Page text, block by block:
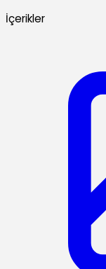
İçerikler